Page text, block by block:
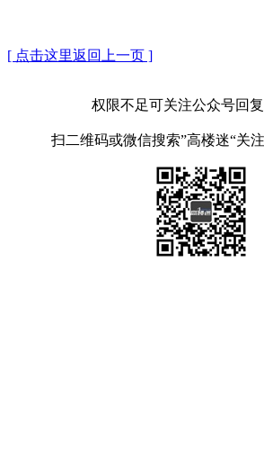
[ 点击这里返回上一页 ]
权限不足可关注公众号回
扫二维码或微信搜索”高楼迷“关